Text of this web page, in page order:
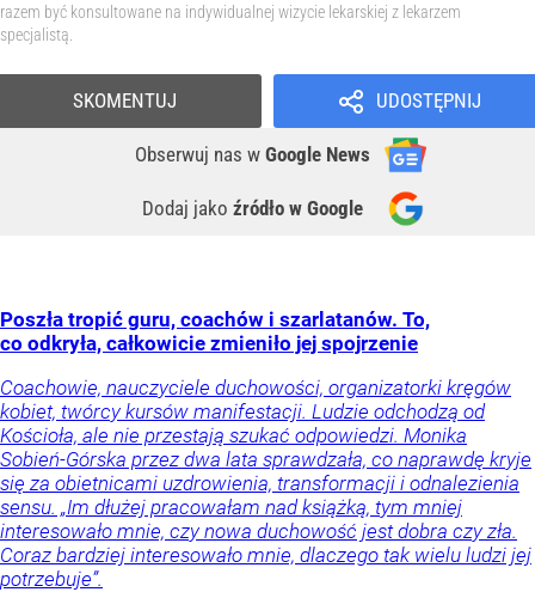
razem być konsultowane na indywidualnej wizycie lekarskiej z lekarzem
specjalistą.
UDOSTĘPNIJ
Obserwuj nas w Google News
Dodaj jako źródło w Google
SKOMENTUJ
Poszła tropić guru, coachów i szarlatanów. To,
co odkryła, całkowicie zmieniło jej spojrzenie
Coachowie, nauczyciele duchowości, organizatorki kręgów
kobiet, twórcy kursów manifestacji. Ludzie odchodzą od
Kościoła, ale nie przestają szukać odpowiedzi. Monika
Sobień-Górska przez dwa lata sprawdzała, co naprawdę kryje
się za obietnicami uzdrowienia, transformacji i odnalezienia
sensu. „Im dłużej pracowałam nad książką, tym mniej
interesowało mnie, czy nowa duchowość jest dobra czy zła.
Coraz bardziej interesowało mnie, dlaczego tak wielu ludzi jej
potrzebuje”.